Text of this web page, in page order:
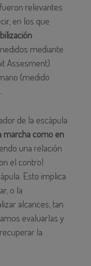
relevantes
en los que
mediante
Assesment)
(medido
de la escápula
marcha como en
una relación
el control
Esto implica
o la
alcances, tan
evaluarlas y
la